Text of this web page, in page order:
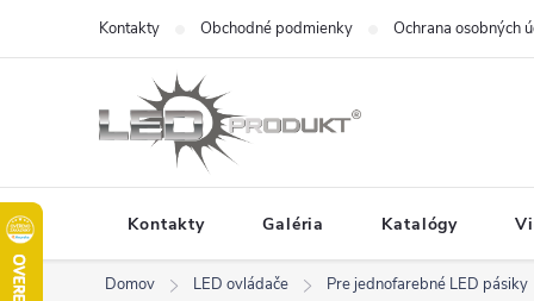
obsah
Kontakty Obchodné podmienky Ochrana osobných
Kontakty Galéria Katalógy
Domov LED ovládače Pre jednofarebné LED pásiky